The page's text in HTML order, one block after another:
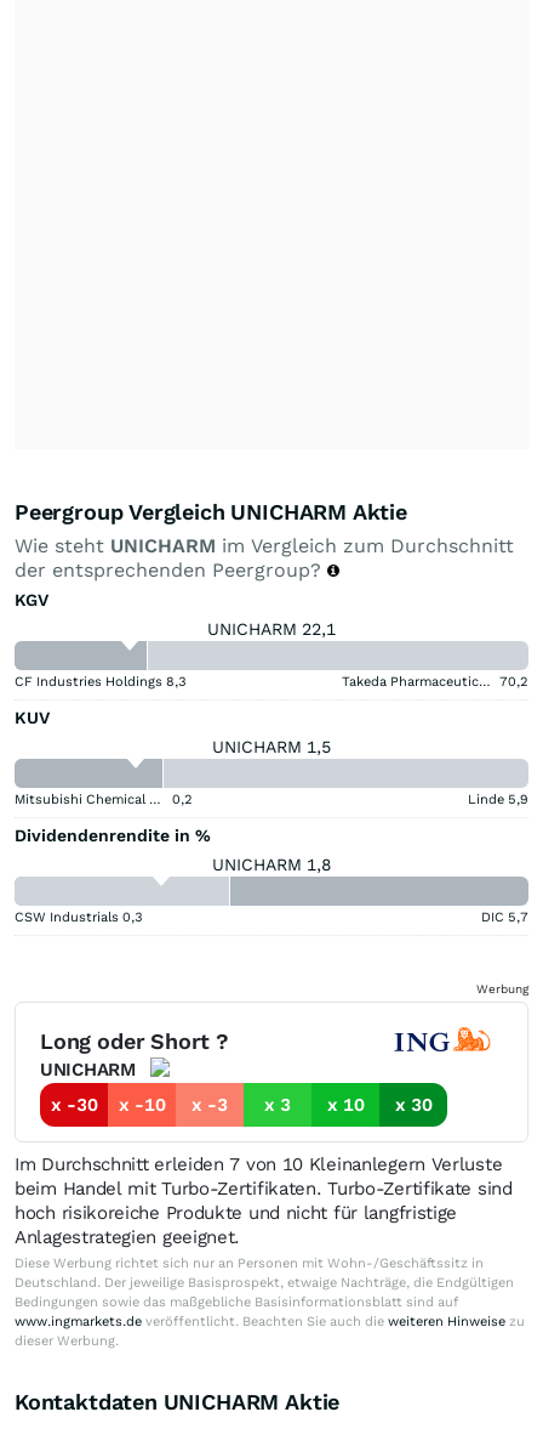
Peergroup Vergleich UNICHARM Aktie
Wie steht UNICHARM im Vergleich zum Durchschnitt
der entsprechenden Peergroup?
KGV
UNICHARM 22,1
CF Industries Holdings 8,3 Takeda Pharmaceutical Aktie 70,2
KUV
UNICHARM 1,5
Mitsubishi Chemical Group Corporation 0,2 Linde 5,9
Dividendenrendite in %
UNICHARM 1,8
CSW Industrials 0,3 DIC 5,7
Werbung
Long oder Short ?
UNICHARM
x -30
x -10 x -3 x 3 x 10 x 30
Im Durchschnitt erleiden 7 von 10 Kleinanlegern Verluste
beim Handel mit Turbo-Zertifikaten. Turbo-Zertifikate sind
hoch risikoreiche Produkte und nicht für langfristige
Anlagestrategien geeignet.
Diese Werbung richtet sich nur an Personen mit Wohn-/Geschäftssitz in
Deutschland. Der jeweilige Basisprospekt, etwaige Nachträge, die Endgültigen
Bedingungen sowie das maßgebliche Basisinformationsblatt sind auf
www.ingmarkets.de veröffentlicht. Beachten Sie auch die weiteren Hinweise zu
dieser Werbung.
Kontaktdaten UNICHARM Aktie